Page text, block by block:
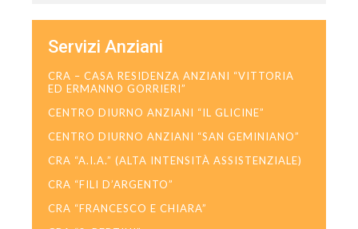
Servizi Anziani
CRA – CASA RESIDENZA ANZIANI “VITTORIA
ED ERMANNO GORRIERI”
CENTRO DIURNO ANZIANI “IL GLICINE”
CENTRO DIURNO ANZIANI “SAN GEMINIANO”
CRA “A.I.A.” (ALTA INTENSITÀ ASSISTENZIALE)
CRA “FILI D’ARGENTO”
CRA “FRANCESCO E CHIARA”